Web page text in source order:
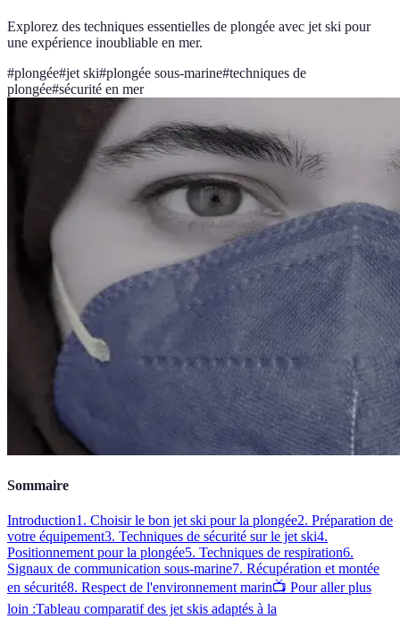
Explorez des techniques essentielles de plongée avec jet ski pour
une expérience inoubliable en mer.
#plongée#jet ski#plongée sous-marine#techniques de
plongée#sécurité en mer
Sommaire
Introduction1. Choisir le bon jet ski pour la plongée2. Préparation de
votre équipement3. Techniques de sécurité sur le jet ski4.
Positionnement pour la plongée5. Techniques de respiration6.
Signaux de communication sous-marine7. Récupération et montée
en sécurité8. Respect de l'environnement marin📺 Pour aller plus
loin :Tableau comparatif des jet skis adaptés à la